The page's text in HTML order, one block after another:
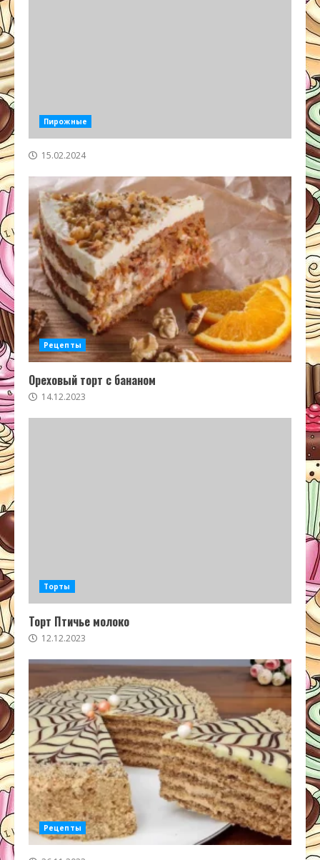
Пирожные
15.02.2024
Рецепты
Ореховый торт с бананом
14.12.2023
Торты
Торт Птичье молоко
12.12.2023
Рецепты